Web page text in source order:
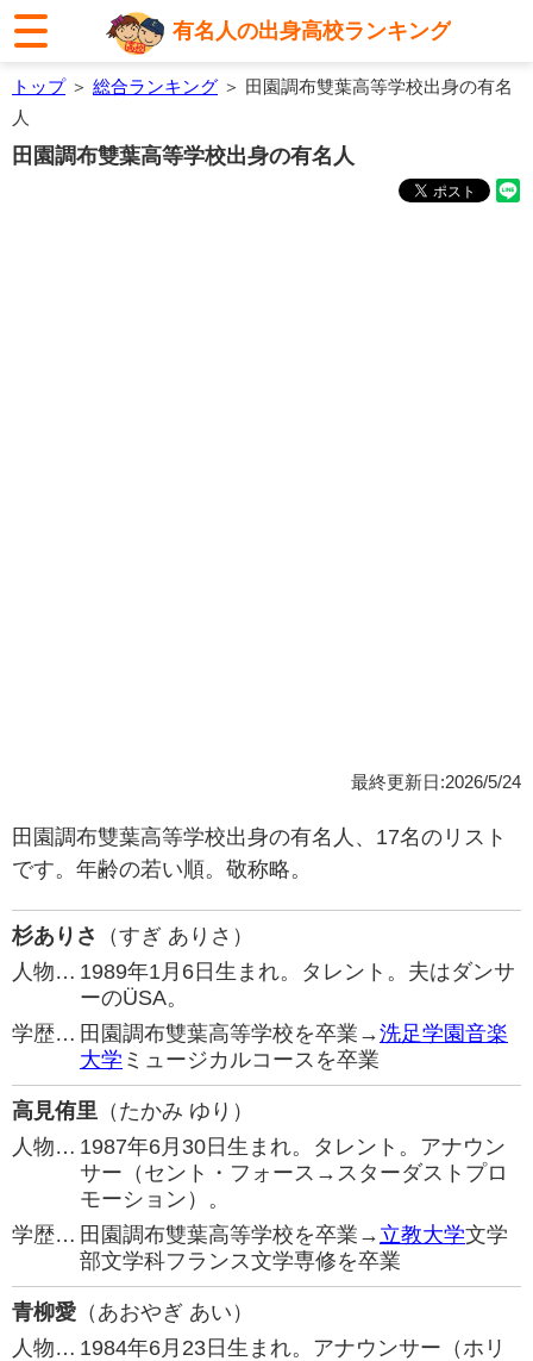
有名人の出身高校ランキング
トップ＞ 総合ランキング ＞ 田園調布雙葉高等学校出身の有名
人
田園調布雙葉高等学校出身の有名人
最終更新日:2026/5/24
田園調布雙葉高等学校出身の有名人、17名のリスト
です。年齢の若い順。敬称略。
杉ありさ
（すぎ ありさ）
人物… 1989年1月6日生まれ。タレント。夫はダンサ
ーのÜSA。
学歴… 田園調布雙葉高等学校を卒業→洗足学園音楽
大学 ミュージカルコースを卒業
高見侑里 （たかみ ゆり）
人物… 1987年6月30日生まれ。タレント。アナウン
サー（セント・フォース→スターダストプロ
モーション）。
学歴… 田園調布雙葉高等学校を卒業→ 立教大学文学
部文学科フランス文学専修を卒業
青柳愛 （あおやぎ あい）
人物… 1984年6月23日生まれ。アナウンサー（ホリ